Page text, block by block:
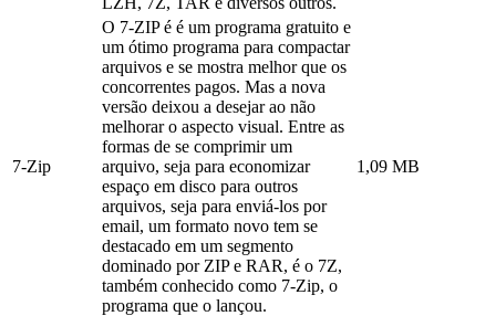
7-Zip
O 7-ZIP é é um programa gratuito e
um ótimo programa para compactar
arquivos e se mostra melhor que os
concorrentes pagos. Mas a nova
versão deixou a desejar ao não
melhorar o aspecto visual. Entre as
formas de se comprimir um
arquivo, seja para economizar
espaço em disco para outros
arquivos, seja para enviá-los por
email, um formato novo tem se
destacado em um segmento
dominado por ZIP e RAR, é o 7Z,
também conhecido como 7-Zip, o
programa que o lançou.
1,09 MB